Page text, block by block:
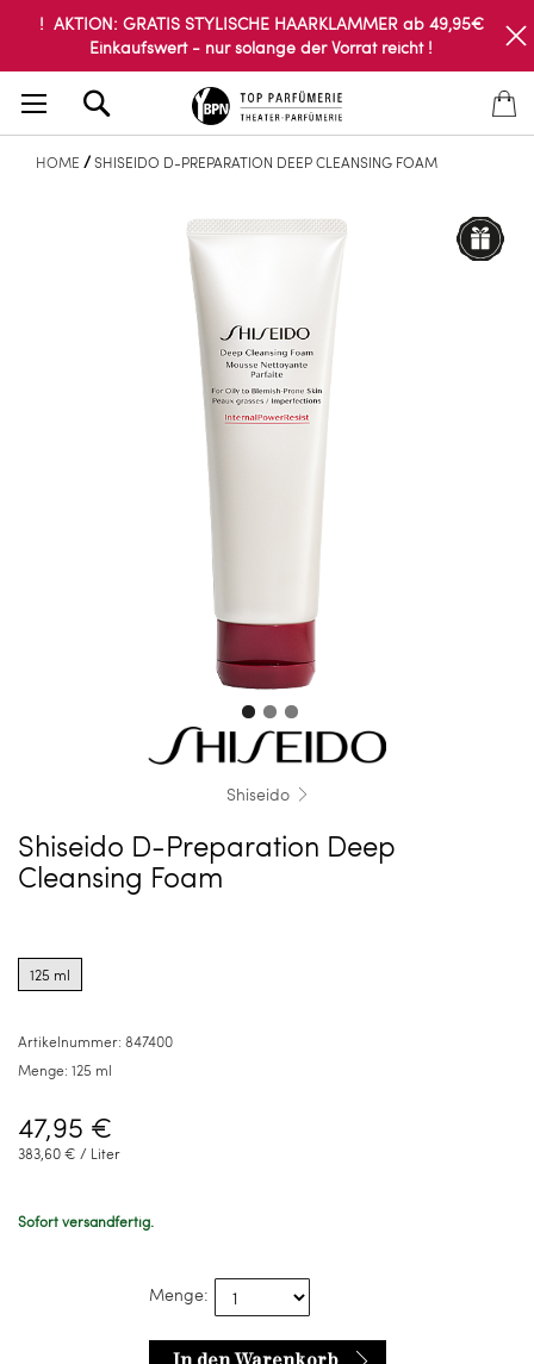
! AKTION: GRATIS STYLISCHE HAARKLAMMER ab 49,95€
Einkaufswert - nur solange der Vorrat reicht !
HOME SHISEIDO D-PREPARATION DEEP CLEANSING FOAM
Shiseido
Shiseido D-Preparation Deep
Cleansing Foam
options
for
125 ml
Artikelnummer: 847400
Menge: 125 ml
47,95 €
383,60 € / Liter
Sofort versandfertig.
Menge: